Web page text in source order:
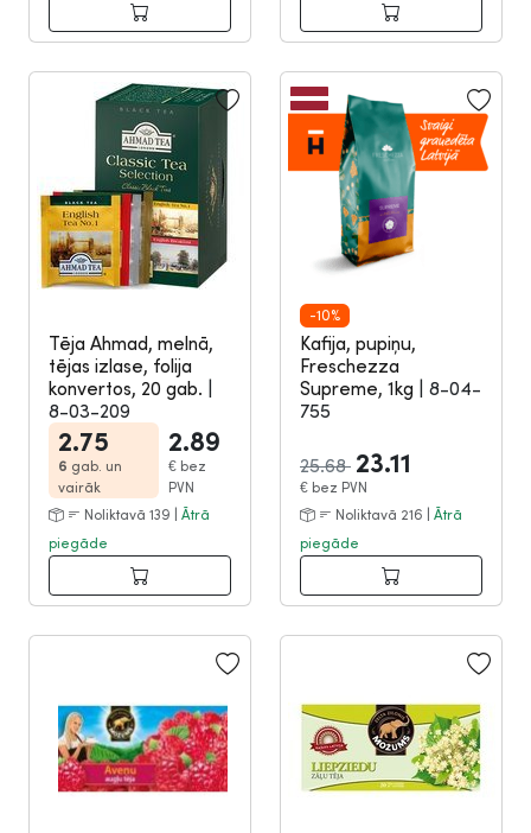
Tēja Ahmad, melnā,
tējas izlase, folija
konvertos, 20 gab.
8-03-209
2.75
6 gab. un
vairāk
2.89
€ bez
PVN
Noliktavā 139 | Ātrā
piegāde
-10%
Kafija, pupiņu,
Freschezza
Supreme, 1kg
8-04-
755
25.68 23.11
€ bez PVN
Noliktavā 216 | Ātrā
piegāde